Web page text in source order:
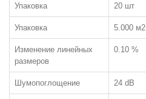
34 класс
ЧАСТО ИЩУТ:
С фаской
Толщиной 12мм
Класса пожарной опасности КМ3
Упаковка 20 шт
Упаковка 5.000 м2
Изменение линейных
размеров
0.10 %
Шумопоглощение 24 dB